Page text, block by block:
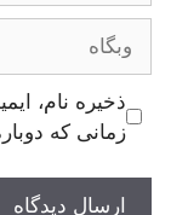
وبگاه
ذخیره نام،
زمانی که